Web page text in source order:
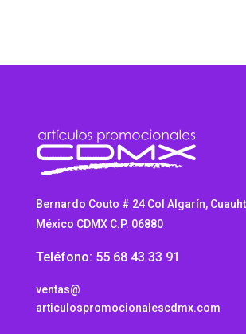
Bernardo Couto # 24 Col Algarín,
México CDMX C.P. 06880
Teléfono: 55 68 43 33 91
ventas@
articulospromocionalescdmx.com